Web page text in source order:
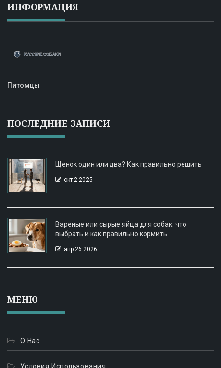
ИНФОРМАЦИЯ
Питомцы
ПОСЛЕДНИЕ ЗАПИСИ
Щенок один или два? Как правильно решить
окт 2 2025
Вареные или сырые яйца для собак: что
выбрать и как правильно кормить
апр 26 2026
МЕНЮ
О Нас
Условия Использования